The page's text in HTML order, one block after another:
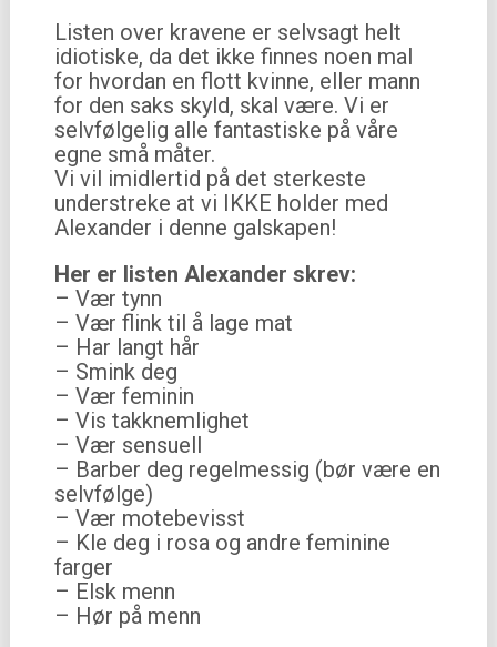
Listen over kravene er selvsagt helt
idiotiske, da det ikke finnes noen mal
for hvordan en flott kvinne, eller mann
for den saks skyld, skal være. Vi er
selvfølgelig alle fantastiske på våre
egne små måter.
Vi vil imidlertid på det sterkeste
understreke at vi IKKE holder med
Alexander i denne galskapen!
Her er listen Alexander skrev:
– Vær tynn
– Vær flink til å lage mat
– Har langt hår
– Smink deg
– Vær feminin
– Vis takknemlighet
– Vær sensuell
– Barber deg regelmessig (bør være en
selvfølge)
– Vær motebevisst
– Kle deg i rosa og andre feminine
farger
– Elsk menn
– Hør på menn